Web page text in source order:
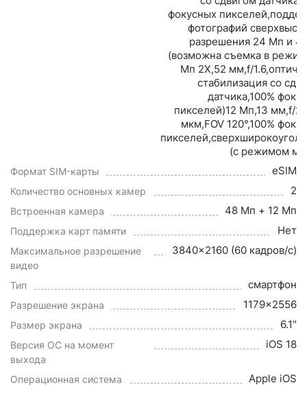
фокусных
фотографий
разрешения 24 Мп и
(возможна съемка в
Мп 2X,52 мм,f/
стабилизация со
датчика,100%
пикселей)12 Мп,13 мм,f/
мкм,FOV 120°,100%
(с режимом
Формат SIM-карты eSIM
Количество основных камер 2
Встроенная камера 48 Мп + 12 Мп
Поддержка карт памяти Нет
Максимальное разрешение
видео
3840x2160 (60 кадров/с)
Тип смартфон
Разрешение экрана 1179x2556
Размер экрана 6.1"
Версия ОС на момент
выхода
iOS 18
Операционная система Apple iOS